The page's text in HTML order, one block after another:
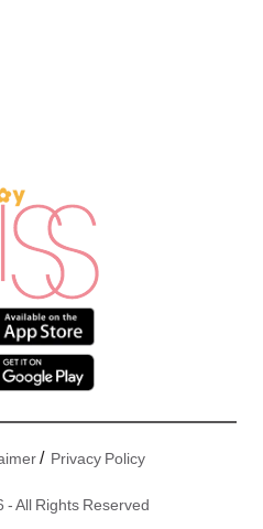
/ Privacy Policy
All Rights Reserved